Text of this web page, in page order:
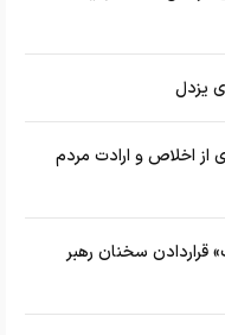
یزدل
از اخلاص و ارادت مردم
قراردادن سخنان رهبر